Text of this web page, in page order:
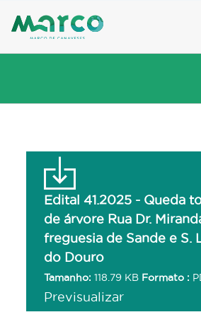
to
Edital 41.2025 - Queda
de árvore Rua Dr.
freguesia de Sande e S.
do Douro
Tamanho: 118.79 KB Formato :
Previsualizar